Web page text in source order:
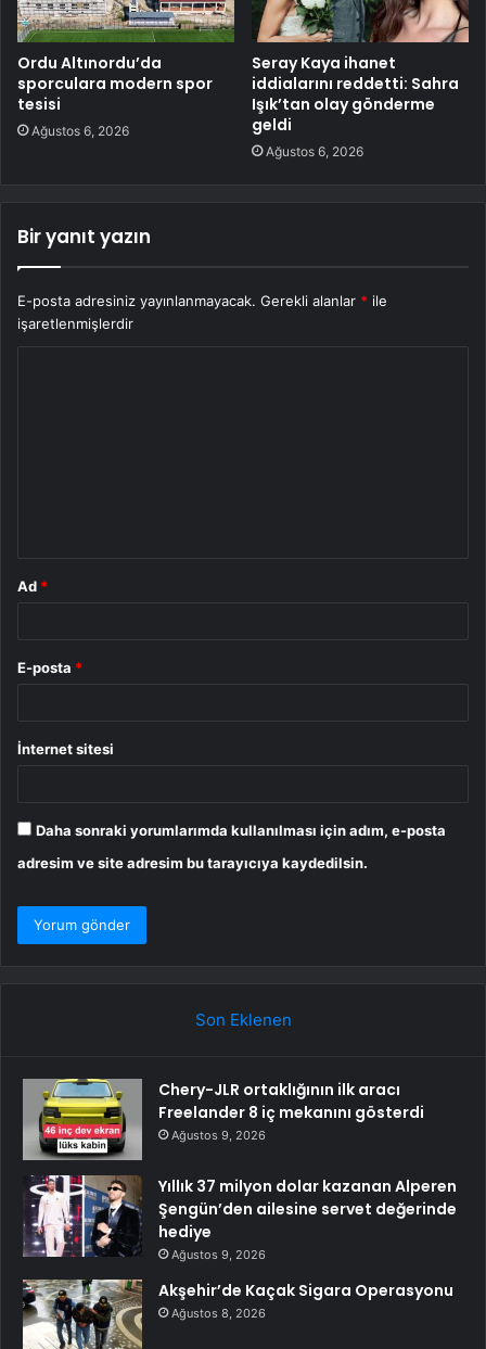
Ordu Altınordu’da
sporculara modern spor
tesisi
Ağustos 6, 2026
Seray Kaya ihanet
iddialarını reddetti: Sahra
Işık’tan olay gönderme
geldi
Ağustos 6, 2026
Bir yanıt yazın
E-posta adresiniz yayınlanmayacak. Gerekli alanlar * ile
işaretlenmişlerdir
Ad *
E-posta *
İnternet sitesi
Daha sonraki yorumlarımda kullanılması için adım, e-posta
adresim ve site adresim bu tarayıcıya kaydedilsin.
Son Eklenen
Chery-JLR ortaklığının ilk aracı
Freelander 8 iç mekanını gösterdi
Ağustos 9, 2026
Yıllık 37 milyon dolar kazanan Alperen
Şengün’den ailesine servet değerinde
hediye
Ağustos 9, 2026
Akşehir’de Kaçak Sigara Operasyonu
Ağustos 8, 2026